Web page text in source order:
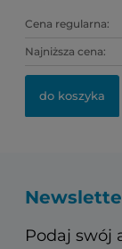
Cena regularna:
Najniższa cena:
do koszyka
Podaj swój